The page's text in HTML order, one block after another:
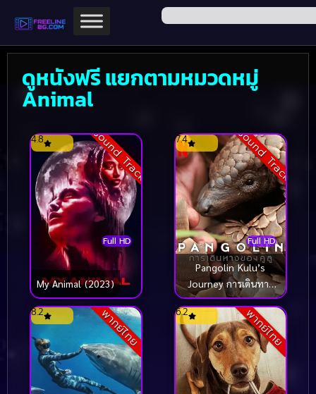
ดูหนังฟรี แยกตามหมวดหมู่
Animal
Sound Track
Full HD
4.8
My Animal (2023)
Sound Track
Full HD
7.4
Pangolin Kulu’s
Journey การเดินทาง
ของคูลู (2025)
พากย์ไทย
8.2 พากย์ไทย
6.2